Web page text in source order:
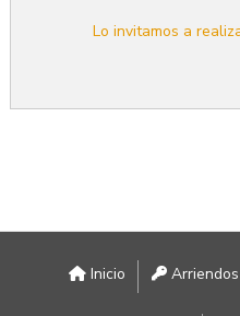
Lo invitamos a
Inicio Arriendos